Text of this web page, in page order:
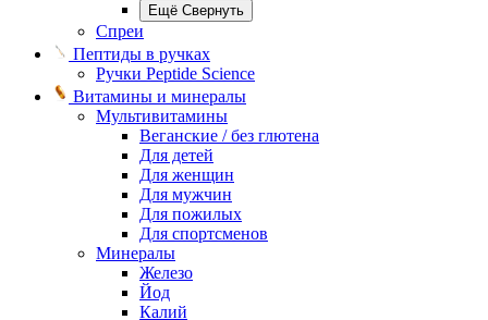
Ещё Свернуть
Спреи
Пептиды в ручках
Ручки Peptide Science
Витамины и минералы
Мультивитамины
Веганские / без глютена
Для детей
Для женщин
Для мужчин
Для пожилых
Для спортсменов
Минералы
Железо
Йод
Калий